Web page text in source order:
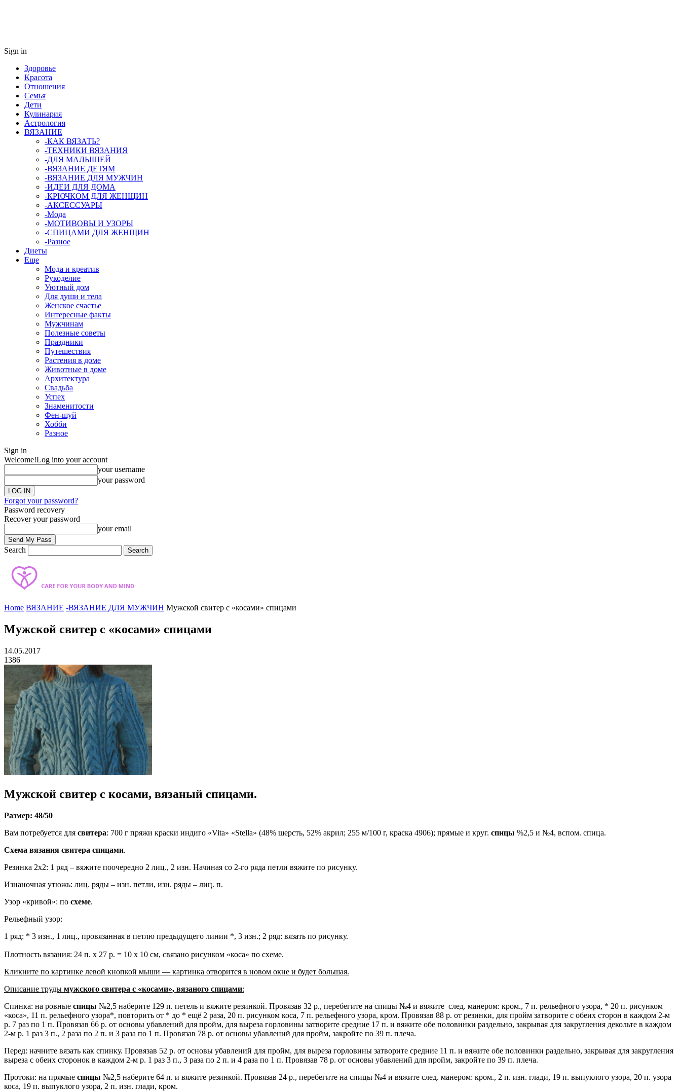
Sign in
Здоровье
Красота
Отношения
Семья
Дети
Кулинария
Астрология
ВЯЗАНИЕ
-КАК ВЯЗАТЬ?
-ТЕХНИКИ ВЯЗАНИЯ
-ДЛЯ МАЛЫШЕЙ
-ВЯЗАНИЕ ДЕТЯМ
-ВЯЗАНИЕ ДЛЯ МУЖЧИН
-ИДЕИ ДЛЯ ДОМА
-КРЮЧКОМ ДЛЯ ЖЕНЩИН
-AКСЕССУАРЫ
-Мода
-МОТИВОВЫ И УЗОРЫ
-СПИЦАМИ ДЛЯ ЖЕНЩИН
-Разное
Диеты
Еще
Мода и креатив
Рукоделие
Уютный дом
Для души и тела
Женское счастье
Интересные факты
Мужчинам
Полезные советы
Праздники
Путешествия
Растения в доме
Животные в доме
Архитектура
Свадьба
Успех
Знаменитости
Фен-шуй
Хобби
Разное
Sign in
Welcome!Log into your account
your username
your password
Forgot your password?
Password recovery
Recover your password
your email
Search
Home ВЯЗАНИЕ -ВЯЗАНИЕ ДЛЯ МУЖЧИН Мужской свитер с «косами» спицами
Мужской свитер с «косами» спицами
14.05.2017
1386
Мужской свитер с косами, вязаный спицами.
Размер: 48/50
Вам потребуется для свитера: 700 г пряжи краски индиго «Vita» «Stella» (48% шерсть, 52% акрил; 255 м/100 г, краска 4906); прямые и круг. спицы %2,5 и №4, вспом. спица.
Схема вязания свитера спицами.
Резинка 2х2: 1 ряд – вяжите поочередно 2 лиц., 2 изн. Начиная со 2-го ряда петли вяжите по рисунку.
Изнаночная утюжь: лиц. ряды – изн. петли, изн. ряды – лиц. п.
Узор «кривой»: по схеме.
Рельефный узор:
1 ряд: * 3 изн., 1 лиц., провязанная в петлю предыдущего линии *, 3 изн.; 2 ряд: вязать по рисунку.
Плотность вязания: 24 п. х 27 р. = 10 х 10 см, связано рисунком «коса» по схеме.
Кликните по картинке левой кнопкой мыши — картинка отворится в новом окне и будет большая.
Описание труды мужского свитера с «косами», вязаного спицами:
Спинка: на ровные спицы №2,5 наберите 129 п. петель и вяжите резинкой. Провязав 32 р., перебегите на спицы №4 и вяжите след. манером: кром., 7 п. рельефного узора, * 20 п. рисунком
«коса», 11 п. рельефного узора*, повторить от * до * ещё 2 раза, 20 п. рисунком коса, 7 п. рельефного узора, кром. Провязав 88 р. от резинки, для пройм затворите с обеих сторон в каждом 2-м
р. 7 раз по 1 п. Провязав 66 р. от основы убавлений для пройм, для выреза горловины затворите средние 17 п. и вяжите обе половинки раздельно, закрывая для закругления декольте в каждом
2-м р. 1 раз 3 п., 2 раза по 2 п. и 3 раза по 1 п. Провязав 78 р. от основы убавлений для пройм, закройте по 39 п. плеча.
Перед: начните вязать как спинку. Провязав 52 р. от основы убавлений для пройм, для выреза горловины затворите средние 11 п. и вяжите обе половинки раздельно, закрывая для закругления
выреза с обеих сторонок в каждом 2-м р. 1 раз 3 п., 3 раза по 2 п. и 4 раза по 1 п. Провязав 78 р. от основы убавлений для пройм, закройте по 39 п. плеча.
Протоки: на прямые спицы №2,5 наберите 64 п. и вяжите резинкой. Провязав 24 р., перебегите на спицы №4 и вяжите след. манером: кром., 2 п. изн. глади, 19 п. выпуклого узора, 20 п. узора
коса, 19 п. выпуклого узора, 2 п. изн. глади, кром.